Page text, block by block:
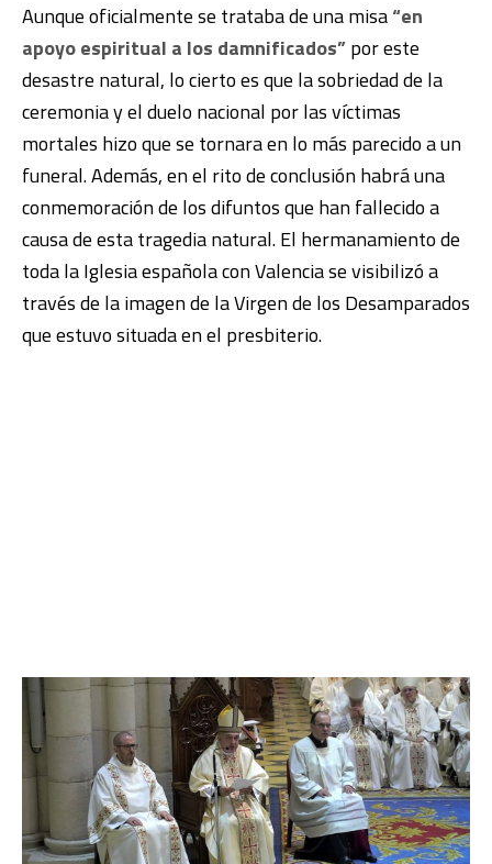
Aunque oficialmente se trataba de una misa“en
apoyo espiritual a los damnificados”por este
desastre natural, lo cierto es que la sobriedad de la
ceremonia y el duelo nacional por las víctimas
mortales hizo que se tornara en lo más parecido a un
funeral. Además, en el rito de conclusión habrá una
conmemoración de los difuntos que han fallecido a
causa de esta tragedia natural. El hermanamiento de
toda la Iglesia española con Valencia se visibilizó a
través de la imagen de la Virgen de los Desamparados
que estuvo situada en el presbiterio.